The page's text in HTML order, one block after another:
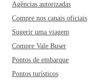
Agências autorizadas
Compre nos canais oficiais
Sugerir uma viagem
Compre Vale Buser
Pontos de embarque
Pontos turísticos